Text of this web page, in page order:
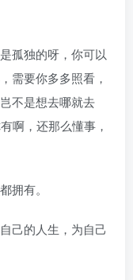
孤独的呀，你可以
需要你多多照看，
不是想去哪就去
啊，还那么懂事，
有。
己的人生，为自己